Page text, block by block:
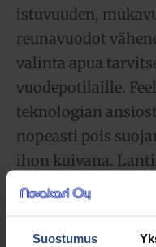
Suostumus
istuvuuden,
reunavuodot
valinta apua
vuodepotilaille.
teknologian
nopeasti pois
ihon kuivana.
– 160 cm.